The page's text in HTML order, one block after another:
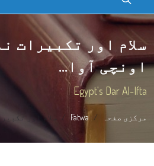
سلام اور تکبیرات
اونچی آوا...
Egypt's Dar Al-Ifta
مرکزی صفحہ Fatwa سلام اور